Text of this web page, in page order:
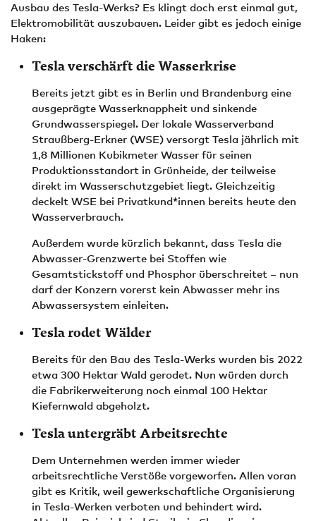
Ausbau des Tesla-Werks? Es klingt doch erst einmal gut,
Elektromobilität auszubauen. Leider gibt es jedoch einige
Haken:
Tesla verschärft die Wasserkrise
Bereits jetzt gibt es in Berlin und Brandenburg eine
ausgeprägte Wasserknappheit und sinkende
Grundwasserspiegel. Der lokale Wasserverband
Straußberg-Erkner (WSE) versorgt Tesla jährlich mit
1,8 Millionen Kubikmeter Wasser für seinen
Produktionsstandort in Grünheide, der teilweise
direkt im Wasserschutzgebiet liegt. Gleichzeitig
deckelt WSE bei Privatkund*innen bereits heute den
Wasserverbrauch.
Außerdem wurde kürzlich bekannt, dass Tesla die
Abwasser-Grenzwerte bei Stoffen wie
Gesamtstickstoff und Phosphor überschreitet – nun
darf der Konzern vorerst kein Abwasser mehr ins
Abwassersystem einleiten.
Tesla rodet Wälder
Bereits für den Bau des Tesla-Werks wurden bis 2022
etwa 300 Hektar Wald gerodet. Nun würden durch
die Fabrikerweiterung noch einmal 100 Hektar
Kiefernwald abgeholzt.
Tesla untergräbt Arbeitsrechte
Dem Unternehmen werden immer wieder
arbeitsrechtliche Verstöße vorgeworfen. Allen voran
gibt es Kritik, weil gewerkschaftliche Organisierung
in Tesla-Werken verboten und behindert wird.